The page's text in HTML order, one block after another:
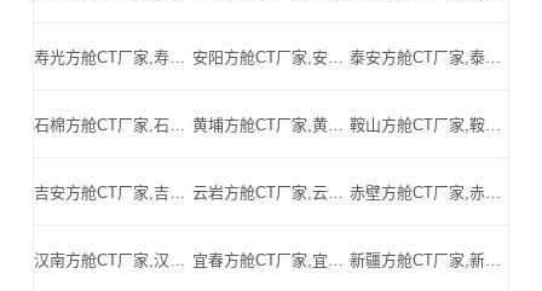
寿光方舱CT厂家,寿光方舱式CT,寿光CT方舱,寿光方舱CT,寿光医用CT方舱,寿光移动方舱CT-寿光医用CT方舱公司 安阳方舱CT厂家,安阳方舱式CT,安阳CT方舱,安阳方舱CT,安阳医用CT方舱,安阳移动方舱CT-安阳医用CT方舱公司 泰安方舱CT厂家,泰安方舱式CT,泰安CT方舱,泰安方舱CT,泰安医用CT方舱,泰安移动方舱CT-泰安医用CT方舱公司
石棉方舱CT厂家,石棉方舱式CT,石棉CT方舱,石棉方舱CT,石棉医用CT方舱,石棉移动方舱CT-石棉医用CT方舱公司 黄埔方舱CT厂家,黄埔方舱式CT,黄埔CT方舱,黄埔方舱CT,黄埔医用CT方舱,黄埔移动方舱CT-黄埔医用CT方舱公司 鞍山方舱CT厂家,鞍山方舱式CT,鞍山CT方舱,鞍山方舱CT,鞍山医用CT方舱,鞍山移动方舱CT-鞍山医用CT方舱公司
吉安方舱CT厂家,吉安方舱式CT,吉安CT方舱,吉安方舱CT,吉安医用CT方舱,吉安移动方舱CT-吉安医用CT方舱公司 云岩方舱CT厂家,云岩方舱式CT,云岩CT方舱,云岩方舱CT,云岩医用CT方舱,云岩移动方舱CT-云岩医用CT方舱公司 赤壁方舱CT厂家,赤壁方舱式CT,赤壁CT方舱,赤壁方舱CT,赤壁医用CT方舱,赤壁移动方舱CT-赤壁医用CT方舱公司
汉南方舱CT厂家,汉南方舱式CT,汉南CT方舱,汉南方舱CT,汉南医用CT方舱,汉南移动方舱CT-汉南医用CT方舱公司 宜春方舱CT厂家,宜春方舱式CT,宜春CT方舱,宜春方舱CT,宜春医用CT方舱,宜春移动方舱CT-宜春医用CT方舱公司 新疆方舱CT厂家,新疆方舱式CT,新疆CT方舱,新疆方舱CT,新疆医用CT方舱,新疆移动方舱CT-新疆医用CT方舱公司